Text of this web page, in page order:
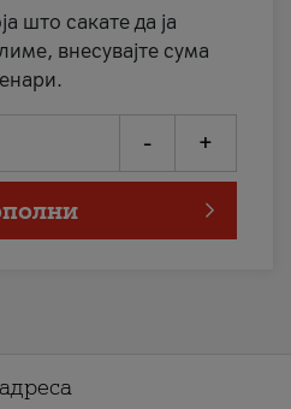
што сакате да ја
внесувајте сума
- +